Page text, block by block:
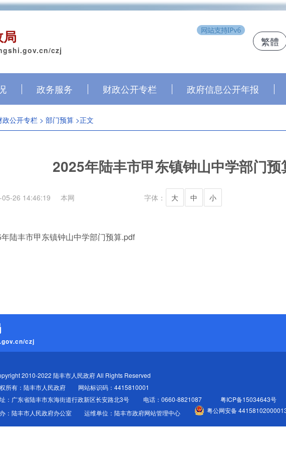
czj
繁體
政务服务 财政公开专栏 政府信息公开年报
政公开专栏 > 部门预算 >正文
2025年陆丰市甲东镇钟山中学部门预
26 14:46:19 本网 字体： 大 中 小
陆丰市甲东镇钟山中学部门预算.pdf
czj
2010-2022 陆丰市人民政府 All Rights Reserved
所有：陆丰市人民政府
网站标识码：4415810001
：广东省陆丰市东海街道行政新区长安路北3号
电话：0660-8821087
粤ICP备15034643号
：陆丰市人民政府办公室
运维单位：陆丰市政府网站管理中心 粤公网安备